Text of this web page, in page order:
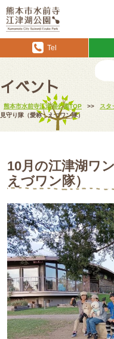
Tel
イベント
熊本市水前寺江津湖公園TOP >> スタ
見守り隊（愛称：えづワン隊）
10月の江津湖ワ
えづワン隊）